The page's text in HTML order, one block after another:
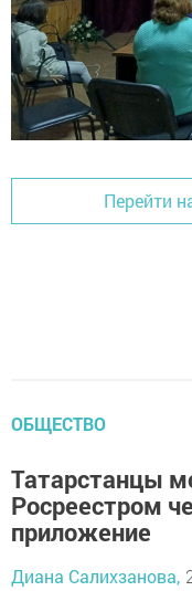
Перейти
ОБЩЕСТВО
Татарстанцы
Росреестром
приложение
Диана Салихзанова,